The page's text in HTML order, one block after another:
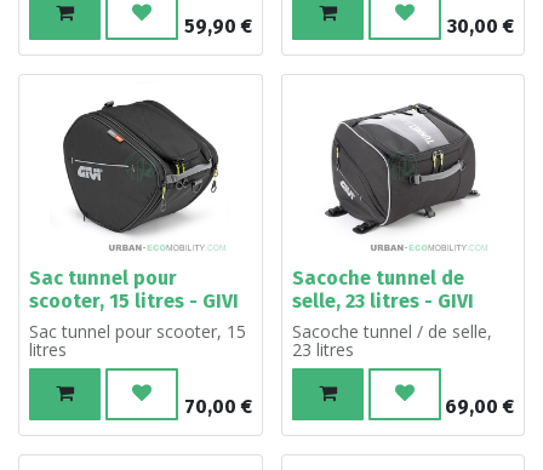
59,90 €
30,00 €
Sac tunnel pour
scooter, 15 litres - GIVI
Sac tunnel pour scooter, 15
litres
70,00 €
Sacoche tunnel de
selle, 23 litres - GIVI
Sacoche tunnel / de selle,
23 litres
69,00 €